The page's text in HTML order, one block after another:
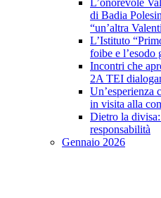
L’onorevole
di Badia
“un’altra
L’Istituto
foibe e l’esodo
Incontri che
2A TEI
Un’esperienza
in visita alla
Dietro la
responsabilità
Gennaio 2026